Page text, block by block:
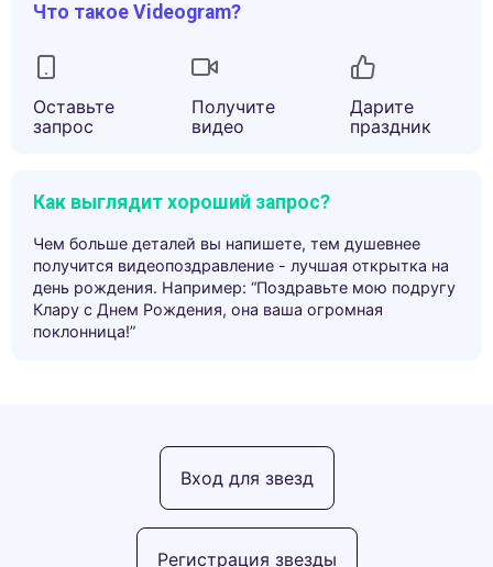
Что такое Videogram?
Оставьте
запрос
Получите
видео
Дарите
праздник
Как выглядит хороший запрос?
Чем больше деталей вы напишете, тем душевнее
получится видеопоздравление - лучшая открытка на
день рождения. Например: “Поздравьте мою подругу
Клару с Днем Рождения, она ваша огромная
поклонница!”
Регистрация звезды
Вход для звезд